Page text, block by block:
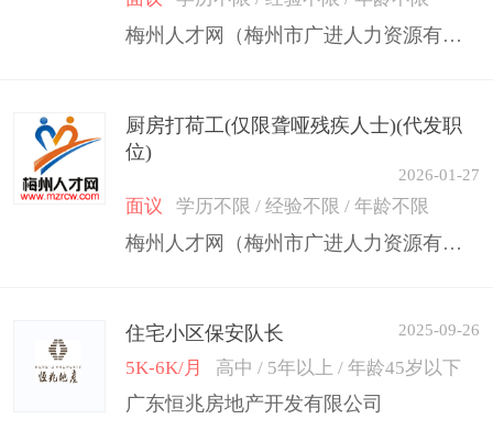
梅州人才网（梅州市广进人力资源有限公司）
厨房打荷工(仅限聋哑残疾人士)(代发职
位)
2026-01-27
面议 学历不限 / 经验不限 / 年龄不限
梅州人才网（梅州市广进人力资源有限公司）
住宅小区保安队长 2025-09-26
5K-6K/月 高中 / 5年以上 / 年龄45岁以下
广东恒兆房地产开发有限公司